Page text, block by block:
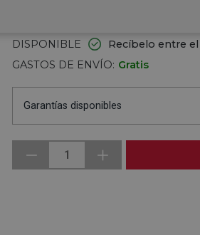
DISPONIBLE Recíbelo entre el
GASTOS DE ENVÍO: Gratis
Garantías disponibles
1